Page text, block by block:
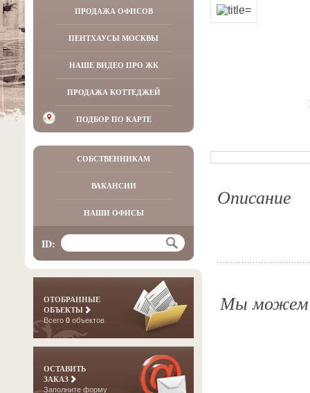
ПРОДАЖА ОФИСОВ
ПЕНТХАУСЫ МОСКВЫ
НАШЕ ВИДЕО ПРО ЖК
ПРОДАЖА КОТТЕДЖЕЙ
ПОДБОР ПО КАРТЕ
СОБСТВЕННИКАМ
ВАКАНСИИ
НАШИ ОФИСЫ
ID:
ОТОБРАННЫЕ
ОБЪЕКТЫ
Всего 0 объектов
ОСТАВИТЬ
ЗАКАЗ
Заполните форму
Описание
Мы можем